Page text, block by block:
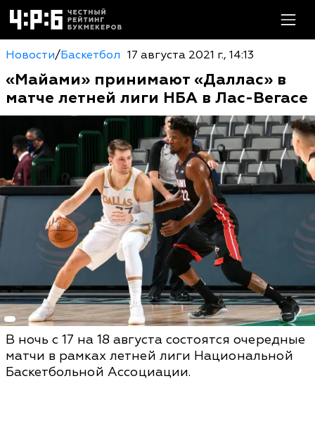
Новости/Баскетбол 17 августа 2021 г., 14:13
«Майами» принимают «Даллас» в
матче летней лиги НБА в Лас-Вегасе
В ночь с 17 на 18 августа состоятся очередные
матчи в рамках летней лиги Национальной
Баскетбольной Ассоциации.